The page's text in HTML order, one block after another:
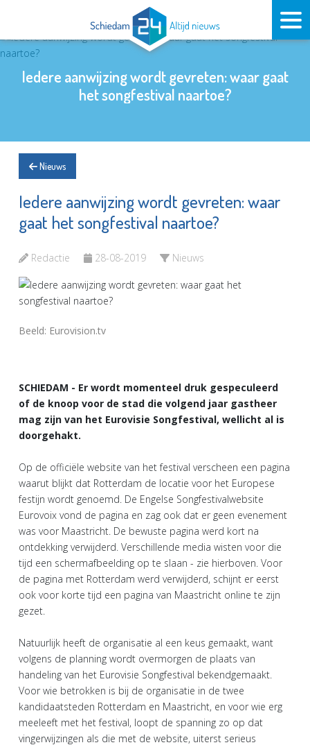
Iedere aanwijzing wordt gevreten: waar gaat
het songfestival naartoe?
Nieuws
Iedere aanwijzing wordt gevreten: waar
gaat het songfestival naartoe?
Redactie 28-08-2019 Nieuws
Beeld: Eurovision.tv
SCHIEDAM - Er wordt momenteel druk gespeculeerd
of de knoop voor de stad die volgend jaar gastheer
mag zijn van het Eurovisie Songfestival, wellicht al is
doorgehakt.
Op de officiële website van het festival verscheen een pagina
waarut blijkt dat Rotterdam de locatie voor het Europese
festijn wordt genoemd. De Engelse Songfestivalwebsite
Eurovoix vond de pagina en zag ook dat er geen evenement
was voor Maastricht. De bewuste pagina werd kort na
ontdekking verwijderd. Verschillende media wisten voor die
tijd een schermafbeelding op te slaan - zie hierboven. Voor
de pagina met Rotterdam werd verwijderd, schijnt er eerst
ook voor korte tijd een pagina van Maastricht online te zijn
gezet.
Natuurlijk heeft de organisatie al een keus gemaakt, want
volgens de planning wordt overmorgen de plaats van
handeling van het Eurovisie Songfestival bekendgemaakt.
Voor wie betrokken is bij de organisatie in de twee
kandidaatsteden Rotterdam en Maastricht, en voor wie erg
meeleeft met het festival, loopt de spanning zo op dat
vingerwijzingen als die met de website, uiterst serieus